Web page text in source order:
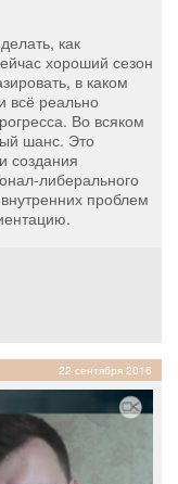
как
хороший сезон
в каком
всё реально
Во всяком
шанс. Это
создания
либерального
проблем
22 сентября 2016